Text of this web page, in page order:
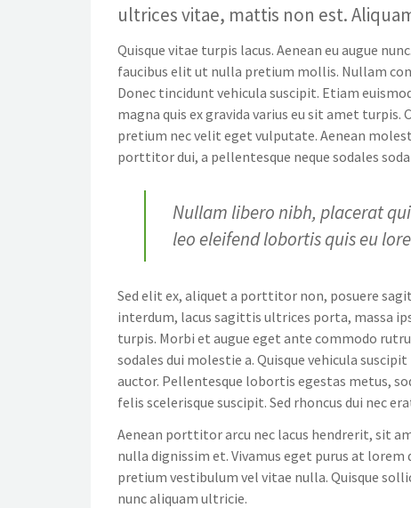
ultrices vitae, mattis non est.
Quisque vitae turpis lacus. Aenean eu augue
faucibus elit ut nulla pretium mollis. Nullam
Donec tincidunt vehicula suscipit. Etiam
magna quis ex gravida varius eu sit amet
pretium nec velit eget vulputate. Aenean
porttitor dui, a pellentesque neque sodales
Nullam libero nibh, placerat
leo eleifend lobortis quis eu
Sed elit ex, aliquet a porttitor non, posuere
interdum, lacus sagittis ultrices porta, massa
turpis. Morbi et augue eget ante commodo
sodales dui molestie a. Quisque vehicula
auctor. Pellentesque lobortis egestas metus,
felis scelerisque suscipit. Sed rhoncus dui nec
Aenean porttitor arcu nec lacus hendrerit, sit
nulla dignissim et. Vivamus eget purus at
pretium vestibulum vel vitae nulla. Quisque
nunc aliquam ultricie.